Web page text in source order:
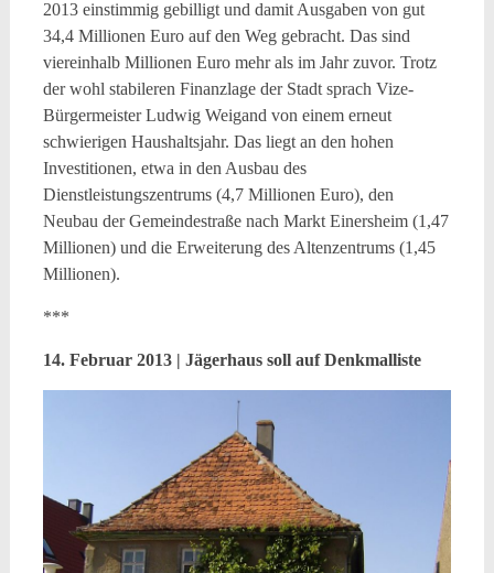
2013 einstimmig gebilligt und damit Ausgaben von gut
34,4 Millionen Euro auf den Weg gebracht. Das sind
viereinhalb Millionen Euro mehr als im Jahr zuvor. Trotz
der wohl stabileren Finanzlage der Stadt sprach Vize-
Bürgermeister Ludwig Weigand von einem erneut
schwierigen Haushaltsjahr. Das liegt an den hohen
Investitionen, etwa in den Ausbau des
Dienstleistungszentrums (4,7 Millionen Euro), den
Neubau der Gemeindestraße nach Markt Einersheim (1,47
Millionen) und die Erweiterung des Altenzentrums (1,45
Millionen).
***
14. Februar 2013 | Jägerhaus soll auf Denkmalliste